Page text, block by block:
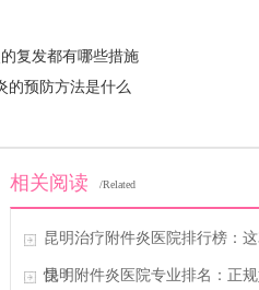
复发都有哪些措施
的预防方法是什么
相关阅读 /Related
昆明治疗附件炎医院排行榜：
快！
昆明附件炎医院专业排名：正